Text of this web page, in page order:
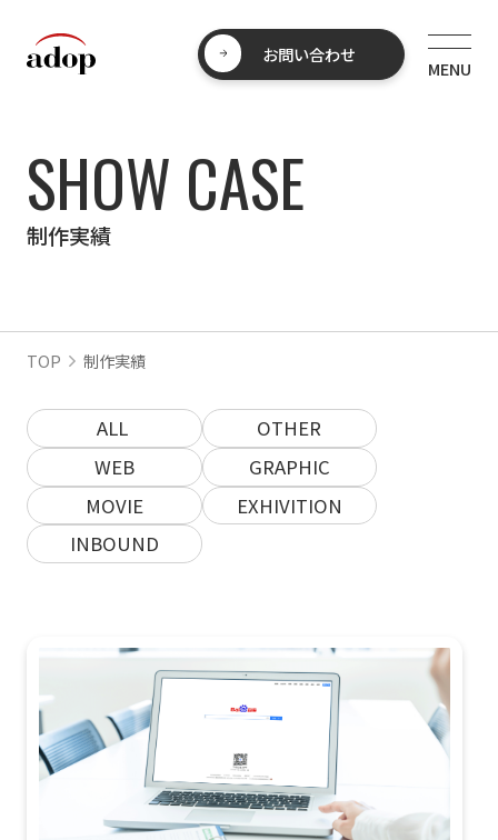
お問い合わせ
SHOW CASE
制作実績
TOP 制作実績
ALL
OTHER
WEB
GRAPHIC
MOVIE
EXHIVITION
INBOUND